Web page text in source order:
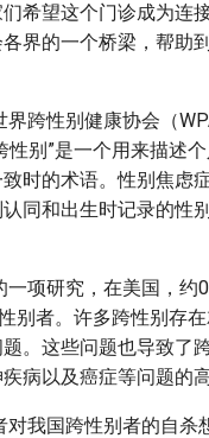
希望这个门诊成为连
界的一个桥梁，帮助
界跨性别健康协会（
性别”是一个用来描述
时的术语。性别焦虑
同和出生时记录的性
项研究，在美国，约
别者。许多跨性别存
。这些问题也导致了
病以及癌症等问题的高
对我国跨性别者的自杀